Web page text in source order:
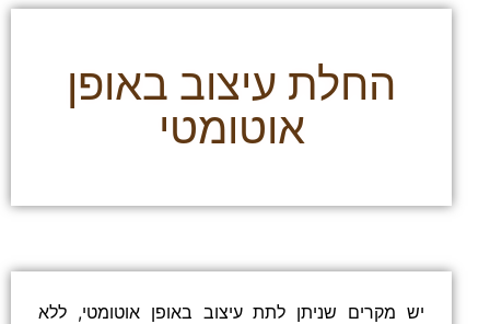
החלת עיצוב באופן
אוטומטי
יש מקרים שניתן לתת עיצוב באופן אוטומטי, ללא